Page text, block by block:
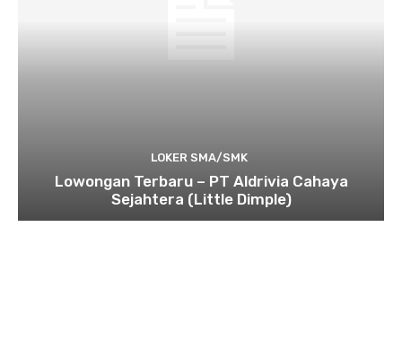
LOKER SMA/SMK
Lowongan Terbaru – PT Aldrivia Cahaya
Sejahtera (Little Dimple)